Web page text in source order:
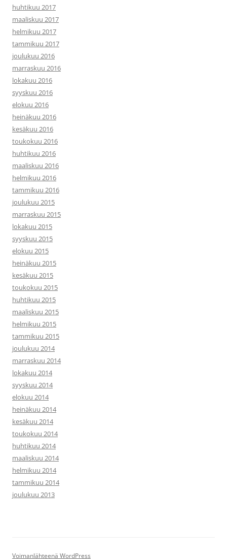
huhtikuu 2017
maaliskuu 2017
helmikuu 2017
tammikuu 2017
joulukuu 2016
marraskuu 2016
lokakuu 2016
syyskuu 2016
elokuu 2016
heinäkuu 2016
kesäkuu 2016
toukokuu 2016
huhtikuu 2016
maaliskuu 2016
helmikuu 2016
tammikuu 2016
joulukuu 2015
marraskuu 2015
lokakuu 2015
syyskuu 2015
elokuu 2015
heinäkuu 2015
kesäkuu 2015
toukokuu 2015
huhtikuu 2015
maaliskuu 2015
helmikuu 2015
tammikuu 2015
joulukuu 2014
marraskuu 2014
lokakuu 2014
syyskuu 2014
elokuu 2014
heinäkuu 2014
kesäkuu 2014
toukokuu 2014
huhtikuu 2014
maaliskuu 2014
helmikuu 2014
tammikuu 2014
joulukuu 2013
Voimanlähteenä WordPress